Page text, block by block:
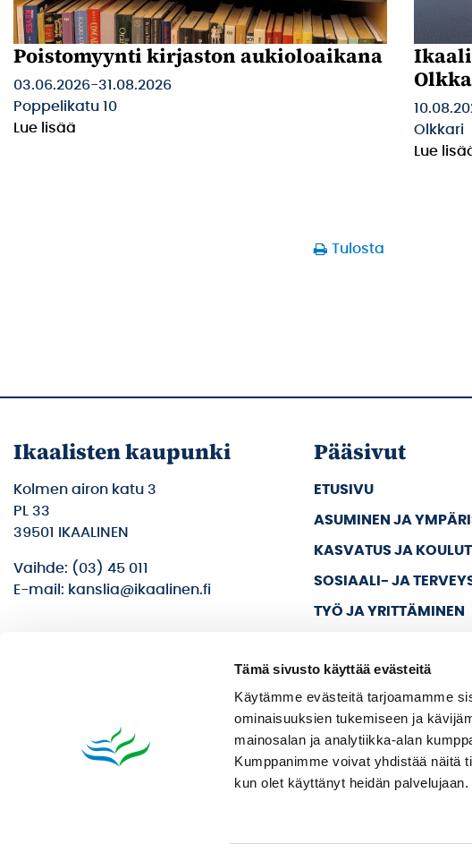
Tämä sivusto käyttää evästeitä
Käytämme evästeitä tarjoamamme
ominaisuuksien tukemiseen ja
mainosalan ja analytiikka-alan
Kumppanimme voivat yhdistää näitä
kun olet käyttänyt heidän palvelujaan.
Poistomyynti kirjaston aukioloaikana
03.06.2026-31.08.2026
Poppelikatu 10
Lue lisää
Olkkari
Lue
Tulosta
Ikaalisten kaupunki
Kolmen airon katu 3
PL 33
39501 IKAALINEN
Vaihde: (03) 45 011
E-mail: kanslia@ikaalinen.fi
Pääsivut
ETUSIVU
ASUMINEN JA
KASVATUS JA
SOSIAALI- JA
TYÖ JA YRITTÄMINEN
KAUPUNKI JA